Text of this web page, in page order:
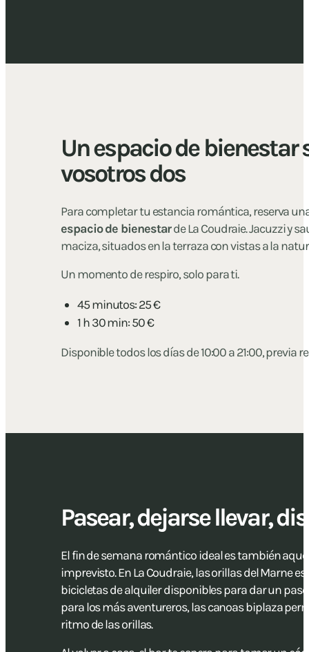
Un espacio de bienestar
vosotros dos
Para completar tu estancia romántica, reserva
espacio de bienestarde La Coudraie. Jacuzzi y
maciza, situados en la terraza con vistas a la
Un momento de respiro, solo para ti.
45 minutos: 25 €
1 h 30 min: 50 €
Disponible todos los días de 10:00 a 21:00, previa
Pasear, dejarse llevar,
El fin de semana romántico ideal es también
imprevisto. En La Coudraie, las orillas del Marne
bicicletas de alquiler disponibles para dar un
para los más aventureros, las canoas biplaza
ritmo de las orillas.